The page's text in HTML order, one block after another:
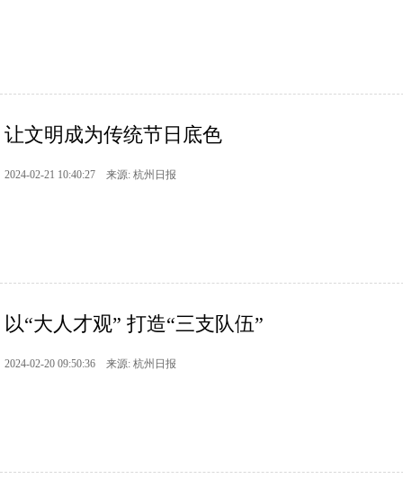
让文明成为传统节日底色
2024-02-21 10:40:27 来源: 杭州日报
以“大人才观” 打造“三支队伍”
2024-02-20 09:50:36 来源: 杭州日报